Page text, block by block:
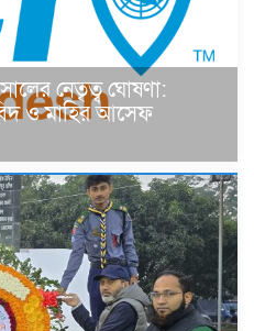
নেতৃত্ব ঘোষণা:
ও মাহির আসেফ